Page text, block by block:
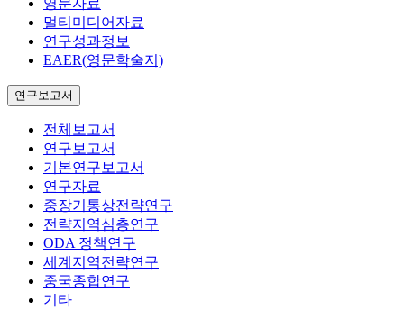
영문자료
멀티미디어자료
연구성과정보
EAER(영문학술지)
연구보고서
전체보고서
연구보고서
기본연구보고서
연구자료
중장기통상전략연구
전략지역심층연구
ODA 정책연구
세계지역전략연구
중국종합연구
기타